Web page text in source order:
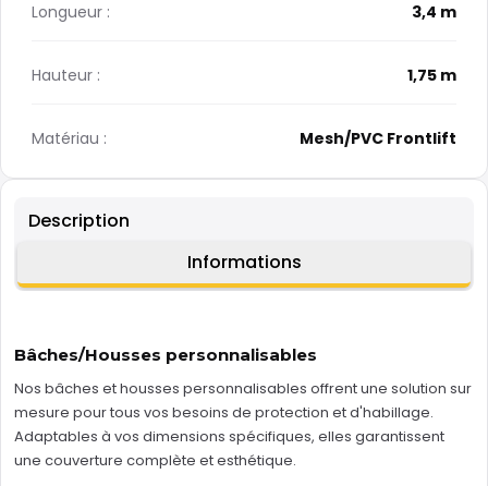
Description
Informations
Bâches/Housses personnalisables
Nos bâches et housses personnalisables offrent une solution sur
mesure pour tous vos besoins de protection et d'habillage.
Adaptables à vos dimensions spécifiques, elles garantissent
une couverture complète et esthétique.
Longueur : 3,4 m
Hauteur : 1,75 m
Matériau : Mesh/PVC Frontlift